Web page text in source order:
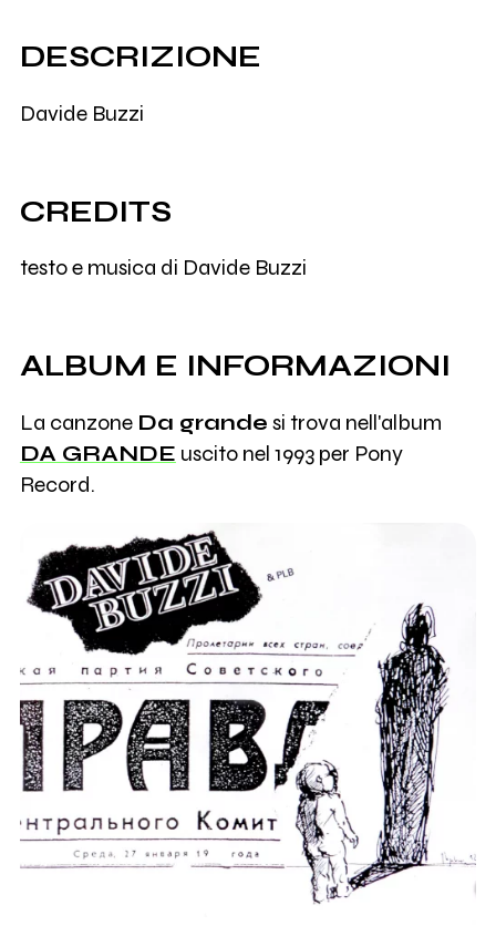
DESCRIZIONE
Davide Buzzi
CREDITS
testo e musica di Davide Buzzi
ALBUM E INFORMAZIONI
La canzone Da grande si trova nell'album
DA GRANDE uscito nel 1993 per Pony
Record.